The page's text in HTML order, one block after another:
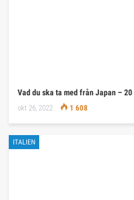
Vad du ska ta med från Japan –
okt 26, 2022 1 608
ITALIEN